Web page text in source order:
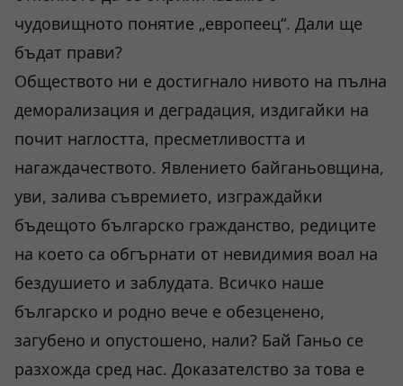
чудовищното понятие „европеец“. Дали ще
бъдат прави?
Обществото ни е достигнало нивото на пълна
деморализация и деградация, издигайки на
почит наглостта, пресметливостта и
нагаждачеството. Явлението байганьовщина,
уви, залива съвремието, изграждайки
бъдещото българско гражданство, редиците
на което са обгърнати от невидимия воал на
бездушието и заблудата. Всичко наше
българско и родно вече е обезценено,
загубено и опустошено, нали? Бай Ганьо се
разхожда сред нас. Доказателство за това е